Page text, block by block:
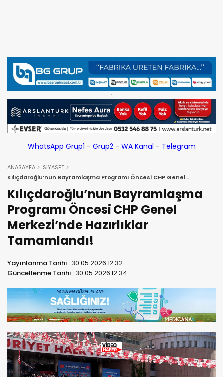
WhatsApp Grup1 - Grup2- WA Kanal - Telegram
ANASAYFA
SİYASET
Kılıçdaroğlu’nun Bayramlaşma Programı Öncesi CHP Genel
Merkezi’nde Hazırlıklar Tamamlandı!
Kılıçdaroğlu’nun Bayramlaşma
Programı Öncesi CHP Genel
Merkezi’nde Hazırlıklar
Tamamlandı!
Yayınlanma Tarihi :30.05.2026 12:32
Güncellenme Tarihi :30.05.2026 12:34